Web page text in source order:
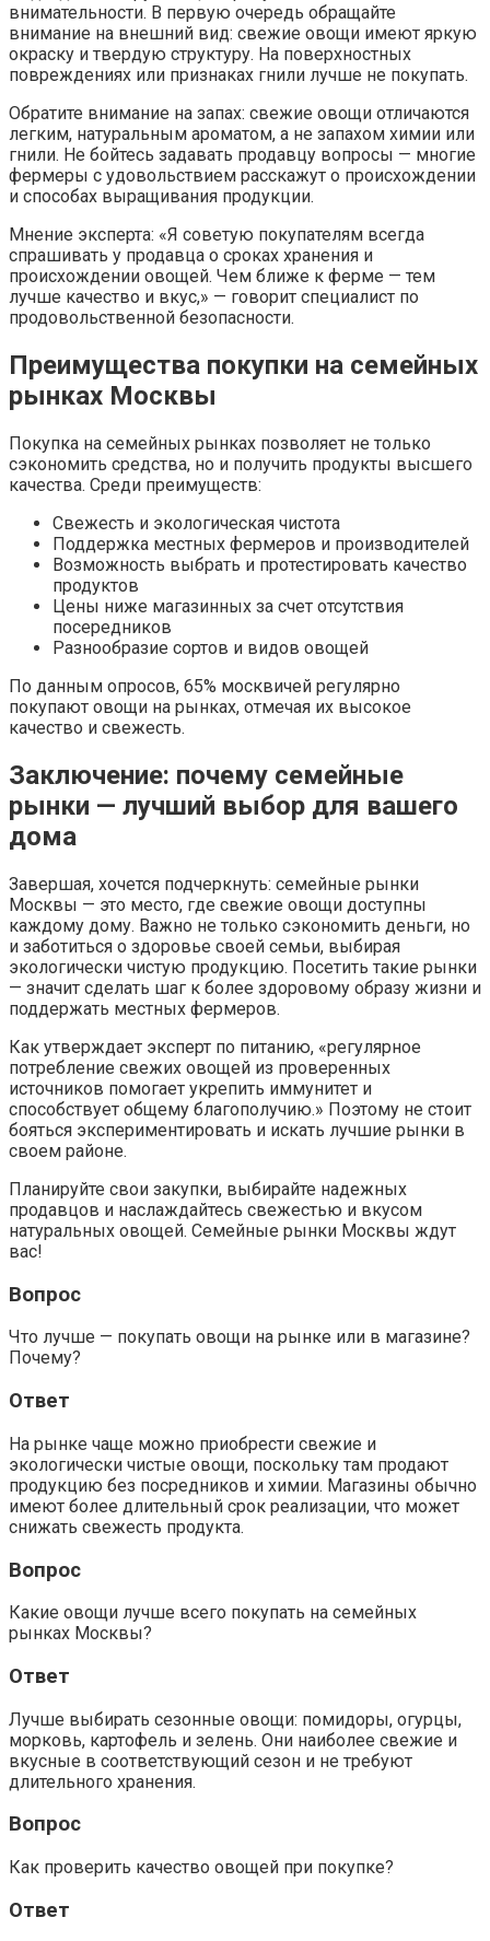
внимательности. В первую очередь обращайте
внимание на внешний вид: свежие овощи имеют яркую
окраску и твердую структуру. На поверхностных
повреждениях или признаках гнили лучше не покупать.
Обратите внимание на запах: свежие овощи отличаются
легким, натуральным ароматом, а не запахом химии или
гнили. Не бойтесь задавать продавцу вопросы — многие
фермеры с удовольствием расскажут о происхождении
и способах выращивания продукции.
Мнение эксперта: «Я советую покупателям всегда
спрашивать у продавца о сроках хранения и
происхождении овощей. Чем ближе к ферме — тем
лучше качество и вкус,» — говорит специалист по
продовольственной безопасности.
Преимущества покупки на семейных
рынках Москвы
Покупка на семейных рынках позволяет не только
сэкономить средства, но и получить продукты высшего
качества. Среди преимуществ:
Свежесть и экологическая чистота
Поддержка местных фермеров и производителей
Возможность выбрать и протестировать качество
продуктов
Цены ниже магазинных за счет отсутствия
посередников
Разнообразие сортов и видов овощей
По данным опросов, 65% москвичей регулярно
покупают овощи на рынках, отмечая их высокое
качество и свежесть.
Заключение: почему семейные
рынки — лучший выбор для вашего
дома
Завершая, хочется подчеркнуть: семейные рынки
Москвы — это место, где свежие овощи доступны
каждому дому. Важно не только сэкономить деньги, но
и заботиться о здоровье своей семьи, выбирая
экологически чистую продукцию. Посетить такие рынки
— значит сделать шаг к более здоровому образу жизни и
поддержать местных фермеров.
Как утверждает эксперт по питанию, «регулярное
потребление свежих овощей из проверенных
источников помогает укрепить иммунитет и
способствует общему благополучию.» Поэтому не стоит
бояться экспериментировать и искать лучшие рынки в
своем районе.
Планируйте свои закупки, выбирайте надежных
продавцов и наслаждайтесь свежестью и вкусом
натуральных овощей. Семейные рынки Москвы ждут
вас!
Вопрос
Что лучше — покупать овощи на рынке или в магазине?
Почему?
Ответ
На рынке чаще можно приобрести свежие и
экологически чистые овощи, поскольку там продают
продукцию без посредников и химии. Магазины обычно
имеют более длительный срок реализации, что может
снижать свежесть продукта.
Вопрос
Какие овощи лучше всего покупать на семейных
рынках Москвы?
Ответ
Лучше выбирать сезонные овощи: помидоры, огурцы,
морковь, картофель и зелень. Они наиболее свежие и
вкусные в соответствующий сезон и не требуют
длительного хранения.
Вопрос
Как проверить качество овощей при покупке?
Ответ